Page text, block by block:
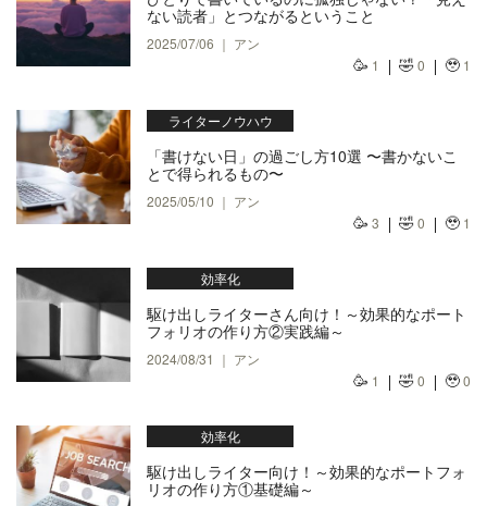
ない読者」とつながるということ
2025/07/06 ｜ アン
🥳 1 🤣0 🥹 1
ライターノウハウ
「書けない日」の過ごし方10選 〜書かないこ
とで得られるもの〜
2025/05/10 ｜ アン
🥳 3 🤣0 🥹 1
効率化
駆け出しライターさん向け！～効果的なポート
フォリオの作り方②実践編～
2024/08/31 ｜ アン
🥳 1 🤣0 🥹0
効率化
駆け出しライター向け！～効果的なポートフォ
リオの作り方①基礎編～